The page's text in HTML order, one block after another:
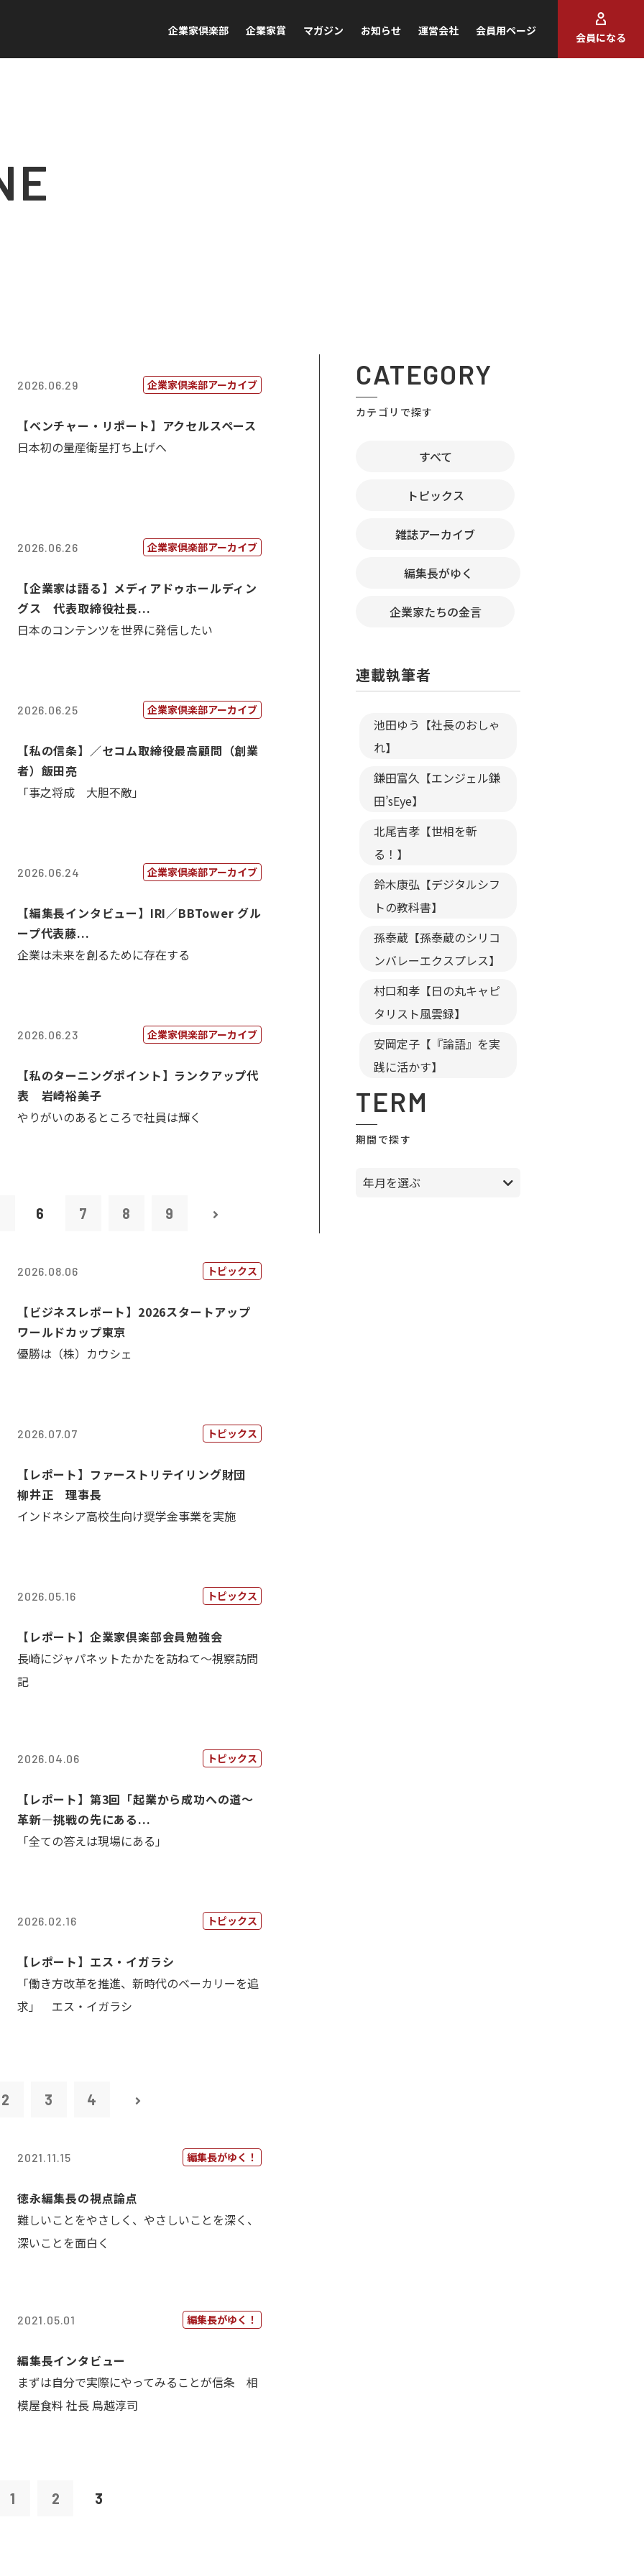
企業家倶楽部 企業家賞 マガジン お知らせ 運営会社 会員用ページ
会員になる
2026.06.29 企業家倶楽部アーカイブ
【ベンチャー・リポート】アクセルスペース
日本初の量産衛星打ち上げへ
2026.06.26 企業家倶楽部アーカイブ
【企業家は語る】メディアドゥホールディン
グス 代表取締役社長...
日本のコンテンツを世界に発信したい
2026.06.25 企業家倶楽部アーカイブ
【私の信条】／セコム取締役最高顧問（創業
者）飯田亮
「事之将成 大胆不敵」
2026.06.24 企業家倶楽部アーカイブ
【編集長インタビュー】IRI／BBTower グル
ープ代表藤...
企業は未来を創るために存在する
2026.06.23 企業家倶楽部アーカイブ
【私のターニングポイント】ランクアップ代
表 岩崎裕美子
やりがいのあるところで社員は輝く
6 7 8 9
2026.08.06 トピックス
【ビジネスレポート】2026スタートアップ
ワールドカップ東京
優勝は（株）カウシェ
2026.07.07 トピックス
【レポート】ファーストリテイリング財団
柳井正 理事長
インドネシア高校生向け奨学金事業を実施
2026.05.16 トピックス
【レポート】企業家倶楽部会員勉強会
長崎にジャパネットたかたを訪ねて～視察訪問
記
2026.04.06 トピックス
【レポート】第3回「起業から成功への道～
革新―挑戦の先にある...
「全ての答えは現場にある」
2026.02.16 トピックス
【レポート】エス・イガラシ
「働き方改革を推進、新時代のベーカリーを追
求」 エス・イガラシ
2 3 4
2021.11.15 編集長がゆく！
徳永編集長の視点論点
難しいことをやさしく、やさしいことを深く、
深いことを面白く
2021.05.01 編集長がゆく！
編集長インタビュー
まずは自分で実際にやってみることが信条 相
模屋食料 社長 鳥越淳司
1 2 3
CATEGORY
カテゴリで探す
すべて
トピックス
雑誌アーカイブ
編集長がゆく
企業家たちの金言
連載執筆者
池田ゆう【社長のおしゃ
れ】
鎌田富久【エンジェル鎌
田’sEye】
北尾吉孝【世相を斬
る！】
鈴木康弘【デジタルシフ
トの教科書】
孫泰蔵【孫泰蔵のシリコ
ンバレーエクスプレス】
村口和孝【日の丸キャピ
タリスト風雲録】
安岡定子【『論語』を実
践に活かす】
TERM
期間で探す
年月を選ぶ